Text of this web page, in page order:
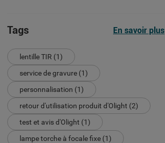
Tags En savoir plus
lentille TIR (1)
service de gravure (1)
personnalisation (1)
retour d'utilisation produit d'Olight (2)
test et avis d'Olight (1)
lampe torche à focale fixe (1)